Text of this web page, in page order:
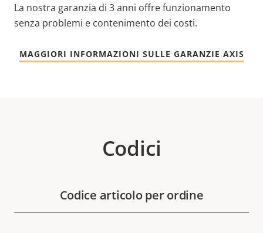
La nostra garanzia di 3 anni offre funzionamento
senza problemi e contenimento dei costi.
MAGGIORI INFORMAZIONI SULLE GARANZIE AXIS
Codici
Codice articolo per ordine